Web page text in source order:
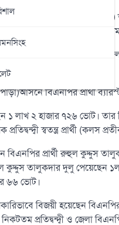
নাটোর-১ (লালপুর-
আসনে আনোয়ারুল
রাত ১ টার পরে নাটোরের
বিএনপির প্রার্থী
১ লাখ ২ হাজার ৭২৬ ভোট। তার
স্বতন্ত্র প্রার্থী
প্রার্থী রুহুল কুদ্দুস
তালুকদার দুলু পেয়েছেন
৬৬ ভোট।
বিজয়ী হয়েছেন
প্রতিদ্বন্দ্বী ও জেলা